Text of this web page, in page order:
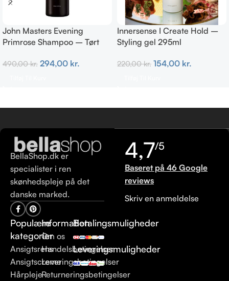
John Masters Evening
Primrose Shampoo – Tørt
490,00kr. 294,00 kr.
Innersense I Create Hold –
Styling gel 295ml
220,00kr. 154,00 kr.
BellaShop.dk er
specialister i ren
skønhedspleje på det
danske marked.
Populære
kategorier
Ansigtsrens
Ansigtscreme
Hårpleje
Information
Om os
Handelsbetingelser
Leveringsbetingelser
Returneringsbetingelser
Betalingsmuligheder
Leveringsmuligheder
4,7/5
Baseret på 46 Google
reviews
Skriv en anmeldelse